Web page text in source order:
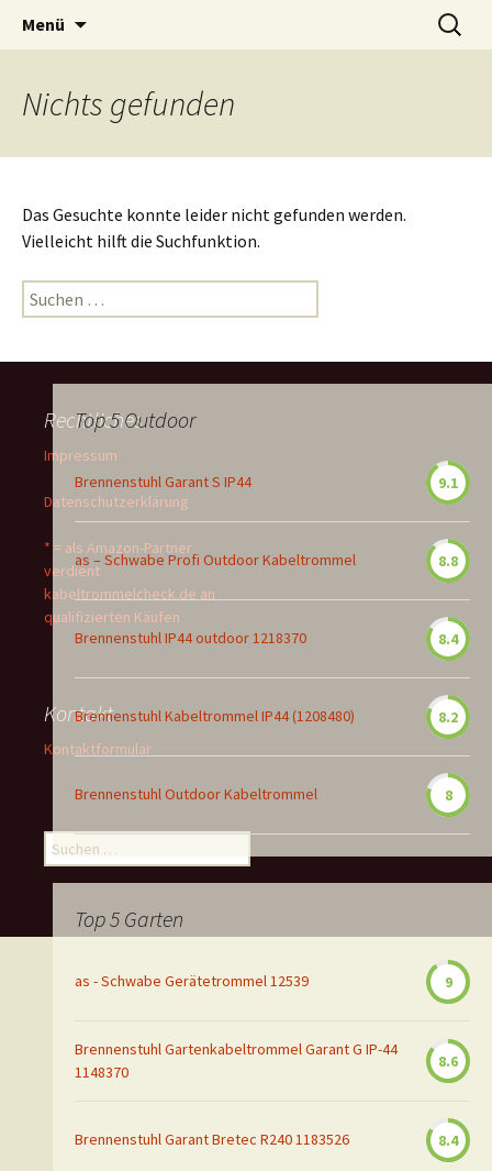
Menü
Suchen
nach:
Nichts gefunden
Das Gesuchte konnte leider nicht gefunden werden.
Vielleicht hilft die Suchfunktion.
Suchen
nach:
Top 5 Outdoor
Brennenstuhl Garant S IP44 9.1
as – Schwabe Profi Outdoor Kabeltrommel 8.8
Brennenstuhl IP44 outdoor 1218370 8.4
Brennenstuhl Kabeltrommel IP44 (1208480) 8.2
Brennenstuhl Outdoor Kabeltrommel 8
Top 5 Garten
as - Schwabe Gerätetrommel 12539 9
Brennenstuhl Gartenkabeltrommel Garant G IP-44
1148370
8.6
Brennenstuhl Garant Bretec R240 1183526 8.4
Rechtliches
Impressum
Datenschutzerklärung
* = als Amazon-Partner
verdient
kabeltrommelcheck.de an
qualifizierten Käufen
Kontakt
Kontaktformular
Suchen
nach: